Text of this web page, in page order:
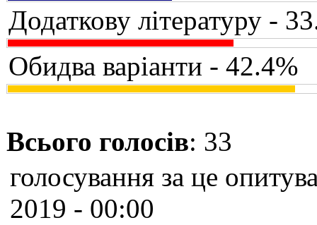
Додаткову літературу -
Обидва варіанти - 42.4%
Всього голосів: 33
голосування за це
2019 - 00:00